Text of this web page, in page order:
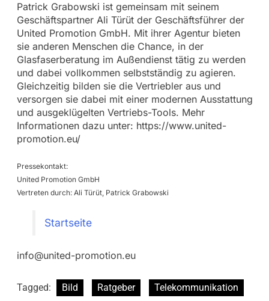
Patrick Grabowski ist gemeinsam mit seinem
Geschäftspartner Ali Türüt der Geschäftsführer der
United Promotion GmbH. Mit ihrer Agentur bieten
sie anderen Menschen die Chance, in der
Glasfaserberatung im Außendienst tätig zu werden
und dabei vollkommen selbstständig zu agieren.
Gleichzeitig bilden sie die Vertriebler aus und
versorgen sie dabei mit einer modernen Ausstattung
und ausgeklügelten Vertriebs-Tools. Mehr
Informationen dazu unter: https://www.united-
promotion.eu/
Pressekontakt:
United Promotion GmbH
Vertreten durch: Ali Türüt, Patrick Grabowski
Startseite
info@united-promotion.eu
Tagged: Bild Ratgeber
Telekommunikation